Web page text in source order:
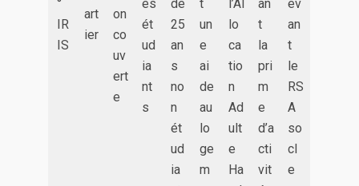
°
IR
IS
art
ier
on
co
uv
ert
e
es
ét
ud
ia
nt
s
de
25
an
s
no
n
ét
ud
ia
t
un
e
ai
de
au
lo
ge
m
l’Al
lo
ca
tio
n
Ad
ult
e
Ha
an
t
la
pri
m
e
d’a
cti
vit
ev
an
t
le
RS
A
so
cl
e